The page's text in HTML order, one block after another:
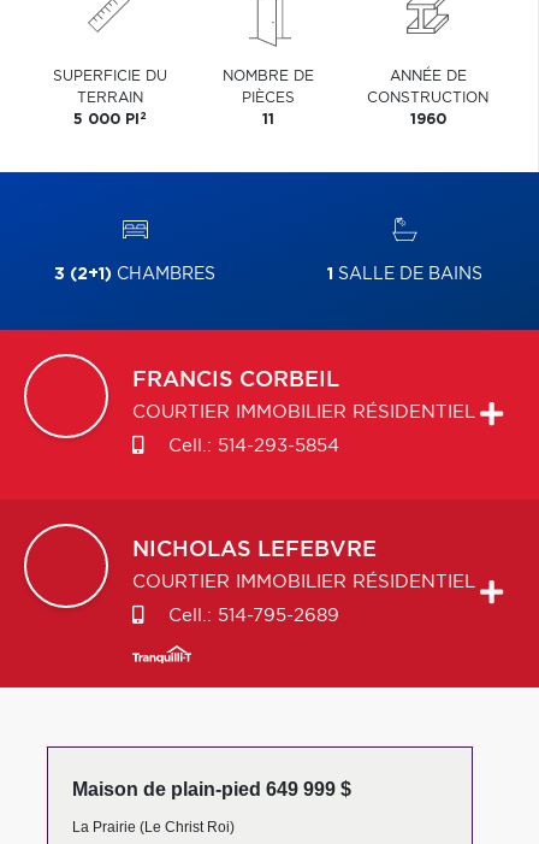
SUPERFICIE DU
TERRAIN
5 000 PI 2
NOMBRE DE
PIÈCES
11
ANNÉE DE
CONSTRUCTION
1960
3 (2+1) CHAMBRES 1 SALLE DE BAINS
FRANCIS CORBEIL
COURTIER IMMOBILIER RÉSIDENTIEL
Cell.: 514-293-5854
NICHOLAS LEFEBVRE
COURTIER IMMOBILIER RÉSIDENTIEL
Cell.: 514-795-2689
Maison de plain-pied 649 999 $
La Prairie (Le Christ Roi)